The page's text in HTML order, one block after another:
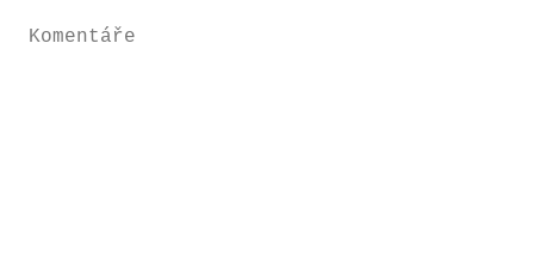
Komentáře